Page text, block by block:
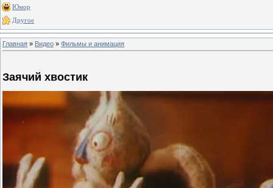
Юмор
Другое
Главная » Видео » Фильмы и анимация
Заячий хвостик